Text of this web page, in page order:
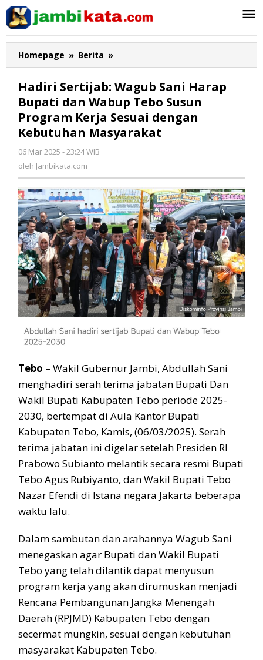
Lewati
konten
Homepage » Berita »
Sertijab:
Sani
Harap
Bupati
dan
Wabup
Program
Kerja
Sesuai
dengan
Kebutuhan
Masyarakat
Hadiri Sertijab: Wagub Sani Harap
Bupati dan Wabup Tebo Susun
Program Kerja Sesuai dengan
Kebutuhan Masyarakat
06 Mar 2025 - 23:24 WIB
oleh Jambikata.com
Tebo – Wakil Gubernur Jambi, Abdullah Sani
menghadiri serah terima jabatan Bupati Dan
Wakil Bupati Kabupaten Tebo periode 2025-
2030, bertempat di Aula Kantor Bupati
Kabupaten Tebo, Kamis, (06/03/2025). Serah
terima jabatan ini digelar setelah Presiden RI
Prabowo Subianto melantik secara resmi Bupati
Tebo Agus Rubiyanto, dan Wakil Bupati Tebo
Nazar Efendi di Istana negara Jakarta beberapa
waktu lalu.
Dalam sambutan dan arahannya Wagub Sani
menegaskan agar Bupati dan Wakil Bupati
Tebo yang telah dilantik dapat menyusun
program kerja yang akan dirumuskan menjadi
Rencana Pembangunan Jangka Menengah
Daerah (RPJMD) Kabupaten Tebo dengan
secermat mungkin, sesuai dengan kebutuhan
masyarakat Kabupaten Tebo.